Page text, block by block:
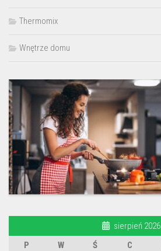
Thermomix
Wnętrze domu
sierpień 2026
P
W Ś C